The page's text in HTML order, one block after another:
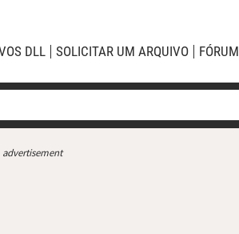
DLL SOLICITAR UM ARQUIVO FÓRUM
advertisement